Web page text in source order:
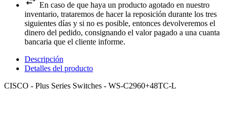
En caso de que haya un producto agotado en nuestro
inventario, trataremos de hacer la reposición durante los tres
siguientes días y si no es posible, entonces devolveremos el
dinero del pedido, consignando el valor pagado a una cuanta
bancaria que el cliente informe.
Descripción
Detalles del producto
CISCO - Plus Series Switches - WS-C2960+48TC-L